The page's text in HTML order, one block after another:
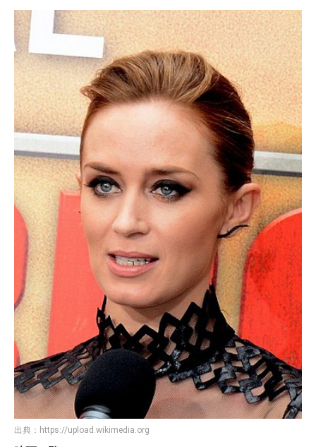
出典： https://upload.wikimedia.org